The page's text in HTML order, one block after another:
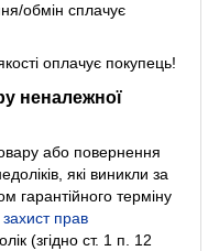
обмін сплачує
оплачує покупець!
неналежної
або повернення
які виникли за
гарантійного терміну
прав
(згідно ст. 1 п. 12